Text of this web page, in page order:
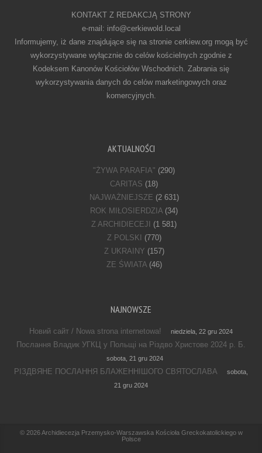
KONTAKT Z REDAKCJĄ STRONY
e-mail: info@cerkiewold.local
Informujemy, iż dane znajdujące się na stronie cerkiew.org mogą być
wykorzystywane wyłącznie do celów kościelnych zgodnie z
Kodeksem Kanonów Kościołów Wschodnich. Zabrania się
wykorzystywania danych do celów marketingowych oraz
komercyjnych.
AKTUALNOŚCI
"ŻYWA PARAFIA" (290)
CARITAS (18)
NAJWAŻNIEJSZE (2 631)
ROK MIŁOSIERDZIA(34)
Z ARCHIDIECEJI
(1 581)
Z POLSKI
(770)
Z UKRAINY (157)
ZE ŚWIATA(46)
NAJNOWSZE
Новий сайт / Nowa strona internetowa! niedziela, 22 gru 2024
Послання Владик УГКЦ у Польщі на Різдво Христове 2024 р. Б.
sobota, 21 gru 2024
РІЗДВЯНЕ ПОСЛАННЯ БЛАЖЕННІШОГО СВЯТОСЛАВА
sobota,
21 gru 2024
© 2026Archidiecezja Przemysko-Warszawska Kościoła Greckokatolickiego w
Polsce